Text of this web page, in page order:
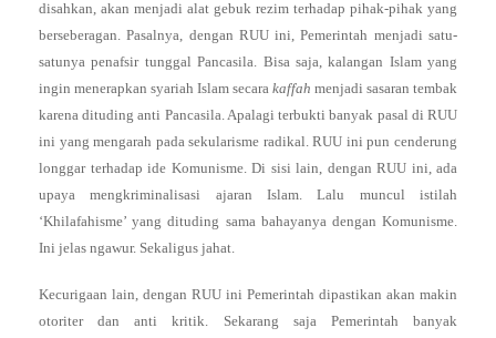
disahkan, akan menjadi alat gebuk rezim terhadap pihak-pihak yang
berseberagan. Pasalnya, dengan RUU ini, Pemerintah menjadi satu-
satunya penafsir tunggal Pancasila. Bisa saja, kalangan Islam yang
ingin menerapkan syariah Islam secara kaffah menjadi sasaran tembak
karena dituding anti Pancasila. Apalagi terbukti banyak pasal di RUU
ini yang mengarah pada sekularisme radikal. RUU ini pun cenderung
longgar terhadap ide Komunisme. Di sisi lain, dengan RUU ini, ada
upaya mengkriminalisasi ajaran Islam. Lalu muncul istilah
‘Khilafahisme’ yang dituding sama bahayanya dengan Komunisme.
Ini jelas ngawur. Sekaligus jahat.
Kecurigaan lain, dengan RUU ini Pemerintah dipastikan akan makin
otoriter dan anti kritik. Sekarang saja Pemerintah banyak